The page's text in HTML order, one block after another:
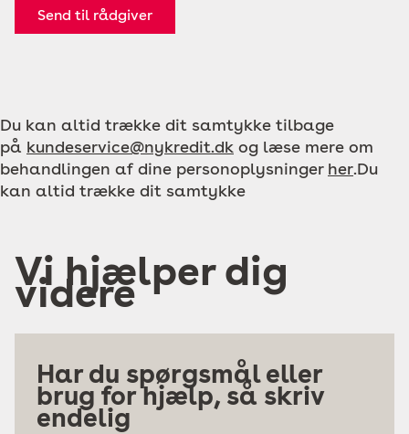
Send til rådgiver
Du kan altid trække dit samtykke tilbage
på kundeservice@nykredit.dk og læse mere om
behandlingen af dine personoplysninger her.Du
kan altid trække dit samtykke
Vi hjælper dig
videre
Har du spørgsmål eller
brug for hjælp, så skriv
endelig